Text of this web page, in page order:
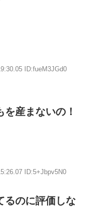
ID:fueM3JGd0
産まないの！
ID:5+Jbpv5N0
るのに評価しな